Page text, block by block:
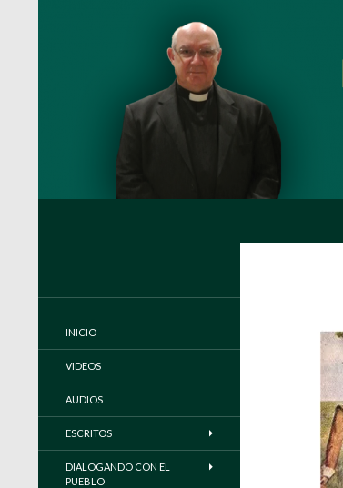
INICIO
VIDEOS
AUDIOS
ESCRITOS
DIALOGANDO CON EL
PUEBLO